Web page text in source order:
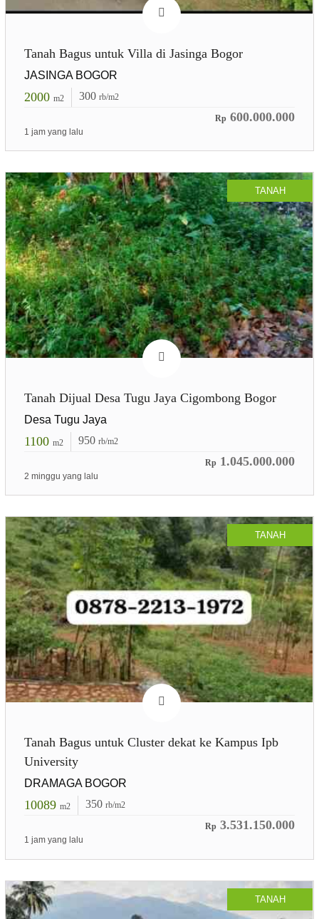
Tanah Bagus untuk Villa di Jasinga Bogor
JASINGA BOGOR
2000 m2 300 rb/m2
Rp 600.000.000
1 jam yang lalu
TANAH
Tanah Dijual Desa Tugu Jaya Cigombong Bogor
Desa Tugu Jaya
1100 m2 950 rb/m2
Rp 1.045.000.000
2 minggu yang lalu
TANAH
Tanah Bagus untuk Cluster dekat ke Kampus Ipb
University
DRAMAGA BOGOR
10089 m2 350 rb/m2
Rp 3.531.150.000
1 jam yang lalu
TANAH